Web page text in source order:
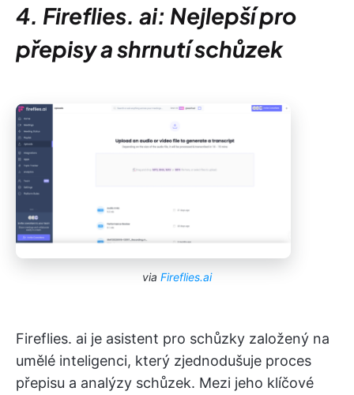
4. Fireflies. ai: Nejlepší pro
přepisy a shrnutí schůzek
via Fireflies.ai
Fireflies. ai je asistent pro schůzky založený na
umělé inteligenci, který zjednodušuje proces
přepisu a analýzy schůzek. Mezi jeho klíčové